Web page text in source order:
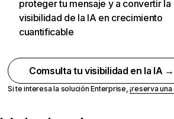
proteger tu mensaje y a convertir la
visibilidad de la IA en crecimiento
cuantificable
Comsulta tu visibilidad en la IA →
Si te interesa la solución Enterprise,¡reserva